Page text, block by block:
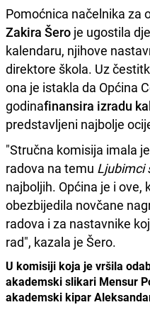
Pomoćnica načelnika za
Zakira Šero je ugostila
kalendaru, njihove
direktore škola. Uz
ona je istakla da Općina
godinafinansira izradu
predstavljeni najbolje
"Stručna komisija imala
radova na temu Ljubimci
najboljih. Općina je i ove,
obezbijedila novčane
radova i za nastavnike
rad", kazala je Šero.
U komisiji koja je vršila
akademski slikari Mensur
akademski kipar